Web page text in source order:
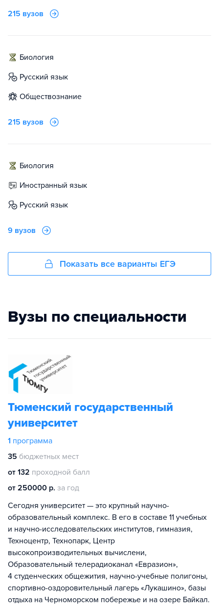
215 вузов
биология
русский язык
обществознание
215 вузов
биология
иностранный язык
русский язык
9 вузов
Показать все варианты ЕГЭ
Вузы по специальности
Тюменский государственный
университет
1 программа
35 бюджетных мест
от 132 проходной балл
от 250000 р. за год
Сегодня университет — это крупный научно-
образовательный комплекс. В его в составе 11 учебных
и научно-исследовательских институтов, гимназия,
Техноцентр, Технопарк, Центр
высокопроизводительных вычислени,
Образовательный телерадиоканал «Евразион»,
4 студенческих общежития, научно-учебные полигоны,
спортивно-оздоровительный лагерь «Лукашино», базы
отдыха на Черноморском побережье и на озере Байкал.